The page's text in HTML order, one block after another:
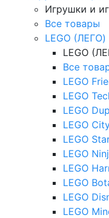
Игрушки и
Все товары
LEGO (ЛЕГО)
LEGO
Все
LEGO
LEGO
LEGO
LEGO
LEGO
LEGO
LEGO
LEGO
LEGO
LEGO